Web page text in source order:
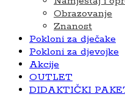
Obrazovanje
Znanost
Pokloni za dječake
Pokloni za djevojke
Akcije
OUTLET
DIDAKTIČKI